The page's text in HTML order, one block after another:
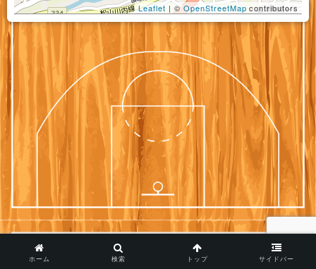
Leaflet | ©OpenStreetMap contributors
ホーム 検索 トップ サイドバー